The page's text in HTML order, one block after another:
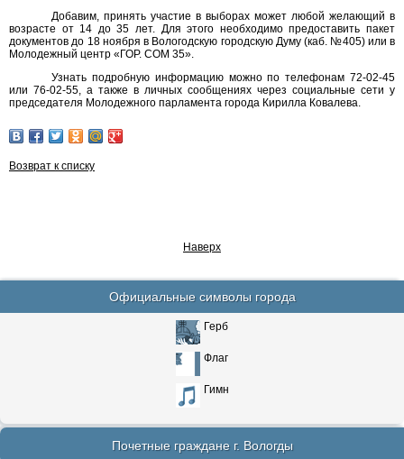
Добавим, принять участие в выборах может любой желающий в
возрасте от 14 до 35 лет. Для этого необходимо предоставить пакет
документов до 18 ноября в Вологодскую городскую Думу (каб. №405) или в
Молодежный центр «ГОР. СОМ 35».
Узнать подробную информацию можно по телефонам 72-02-45
или 76-02-55, а также в личных сообщениях через социальные сети у
председателя Молодежного парламента города Кирилла Ковалева.
Возврат к списку
Наверх
Официальные символы города
Герб
Флаг
Гимн
Почетные граждане г. Вологды